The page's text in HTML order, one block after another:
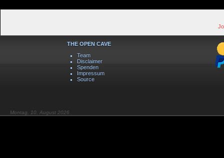
THE OPEN CAVE
Team
Disclaimer
Spenden
Impressum
Source
Montag, 10. August 2026